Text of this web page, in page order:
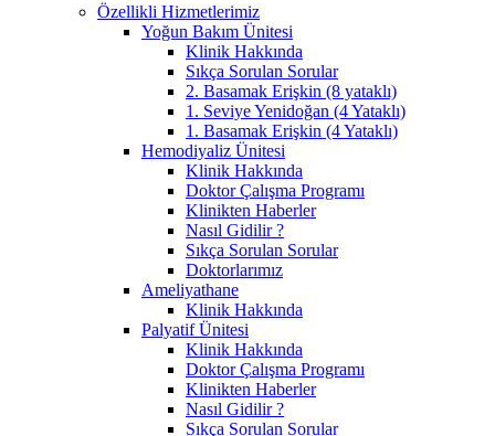
Özellikli Hizmetlerimiz
Yoğun Bakım Ünitesi
Klinik Hakkında
Sıkça Sorulan Sorular
2. Basamak Erişkin (8 yataklı)
1. Seviye Yenidoğan (4 Yataklı)
1. Basamak Erişkin (4 Yataklı)
Hemodiyaliz Ünitesi
Klinik Hakkında
Doktor Çalışma Programı
Klinikten Haberler
Nasıl Gidilir ?
Sıkça Sorulan Sorular
Doktorlarımız
Ameliyathane
Klinik Hakkında
Palyatif Ünitesi
Klinik Hakkında
Doktor Çalışma Programı
Klinikten Haberler
Nasıl Gidilir ?
Sıkça Sorulan Sorular